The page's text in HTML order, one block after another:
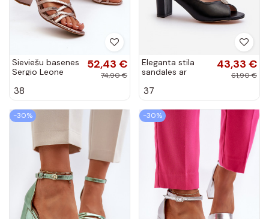
Sieviešu basenes
Sergio Leone
krāsas
52,43 €
74,90 €
38
Eleganta stila
sandales ar
ornamentiem
Trasea
43,33 €
61,90 €
37
-30% -30%